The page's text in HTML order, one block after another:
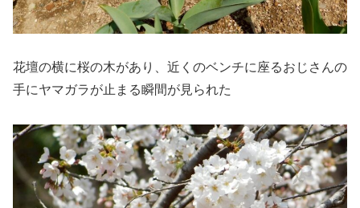
花壇の横に桜の木があり、近くのベンチに座るおじさんの
手にヤマガラが止まる瞬間が見られた